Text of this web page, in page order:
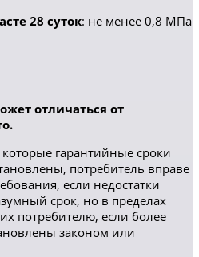
28 суток: не менее 0,8 МПа
отличаться от
гарантийные сроки
потребитель вправе
если недостатки
срок, но в пределах
потребителю, если более
законом или